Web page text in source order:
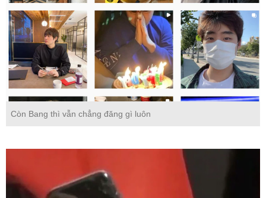
Còn Bang thì vẫn chẳng đăng gì luôn